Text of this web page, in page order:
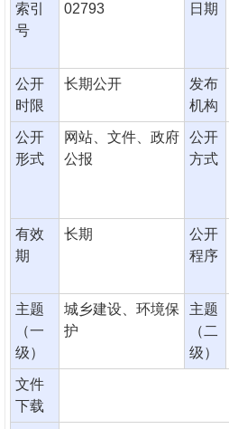
索引
号
02793
日期
公开
时限
长期公开
发布
机构
公开
形式
网站、文件、政府
公报
公开
方式
有效
期
长期
公开
程序
主题
（一
级）
城乡建设、环境保
护
主题
（二
级）
文件
下载